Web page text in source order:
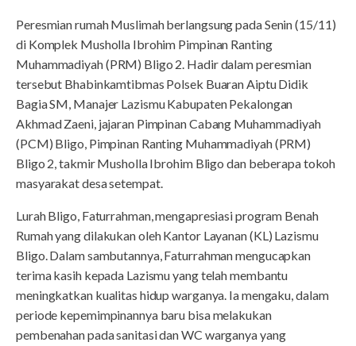
Peresmian rumah Muslimah berlangsung pada Senin (15/11)
di Komplek Musholla Ibrohim Pimpinan Ranting
Muhammadiyah (PRM) Bligo 2. Hadir dalam peresmian
tersebut Bhabinkamtibmas Polsek Buaran Aiptu Didik
Bagia SM, Manajer Lazismu Kabupaten Pekalongan
Akhmad Zaeni, jajaran Pimpinan Cabang Muhammadiyah
(PCM) Bligo, Pimpinan Ranting Muhammadiyah (PRM)
Bligo 2, takmir Musholla Ibrohim Bligo dan beberapa tokoh
masyarakat desa setempat.
Lurah Bligo, Faturrahman, mengapresiasi program Benah
Rumah yang dilakukan oleh Kantor Layanan (KL) Lazismu
Bligo. Dalam sambutannya, Faturrahman mengucapkan
terima kasih kepada Lazismu yang telah membantu
meningkatkan kualitas hidup warganya. Ia mengaku, dalam
periode kepemimpinannya baru bisa melakukan
pembenahan pada sanitasi dan WC warganya yang